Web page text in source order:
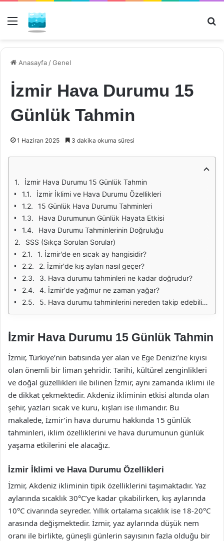
Menü
Anasayfa /Genel
İzmir Hava Durumu 15
Günlük Tahmin
1 Haziran 2025 3 dakika okuma süresi
İzmir Hava Durumu 15 Günlük Tahmin
İzmir İklimi ve Hava Durumu Özellikleri
15 Günlük Hava Durumu Tahminleri
Hava Durumunun Günlük Hayata Etkisi
Hava Durumu Tahminlerinin Doğruluğu
SSS (Sıkça Sorulan Sorular)
1. İzmir'de en sıcak ay hangisidir?
2. İzmir'de kış ayları nasıl geçer?
3. Hava durumu tahminleri ne kadar doğrudur?
4. İzmir'de yağmur ne zaman yağar?
5. Hava durumu tahminlerini nereden takip edebilirim?
İzmir Hava Durumu 15 Günlük Tahmin
İzmir, Türkiye’nin batısında yer alan ve Ege Denizi’ne kıyısı
olan önemli bir liman şehridir. Tarihi, kültürel zenginlikleri
ve doğal güzellikleri ile bilinen İzmir, aynı zamanda iklimi ile
de dikkat çekmektedir. Akdeniz ikliminin etkisi altında olan
şehir, yazları sıcak ve kuru, kışları ise ılımandır. Bu
makalede, İzmir’in hava durumu hakkında 15 günlük
tahminleri, iklim özelliklerini ve hava durumunun günlük
yaşama etkilerini ele alacağız.
İzmir İklimi ve Hava Durumu Özellikleri
İzmir, Akdeniz ikliminin tipik özelliklerini taşımaktadır. Yaz
aylarında sıcaklık 30°C’ye kadar çıkabilirken, kış aylarında
10°C civarında seyreder. Yıllık ortalama sıcaklık ise 18-20°C
arasında değişmektedir. İzmir, yaz aylarında düşük nem
oranı ile birlikte, güneşli günlerin sayısının fazla olduğu bir